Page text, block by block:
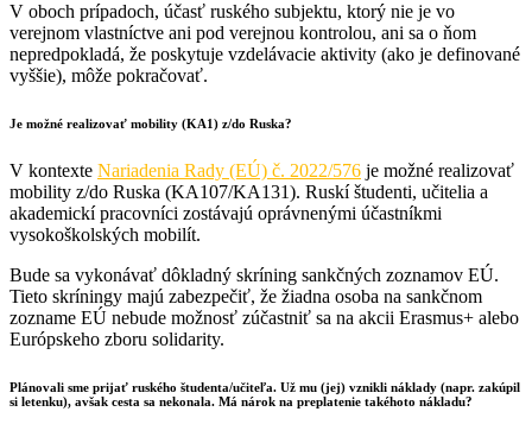
V oboch prípadoch, účasť ruského subjektu, ktorý nie je vo
verejnom vlastníctve ani pod verejnou kontrolou, ani sa o ňom
nepredpokladá, že poskytuje vzdelávacie aktivity (ako je definované
vyššie), môže pokračovať.
Je možné realizovať mobility (KA1) z/do Ruska?
V kontexte Nariadenia Rady (EÚ) č. 2022/576 je možné realizovať
mobility z/do Ruska (KA107/KA131). Ruskí študenti, učitelia a
akademickí pracovníci zostávajú oprávnenými účastníkmi
vysokoškolských mobilít.
Bude sa vykonávať dôkladný skríning sankčných zoznamov EÚ.
Tieto skríningy majú zabezpečiť, že žiadna osoba na sankčnom
zozname EÚ nebude možnosť zúčastniť sa na akcii Erasmus+ alebo
Európskeho zboru solidarity.
Plánovali sme prijať ruského študenta/učiteľa. Už mu (jej) vznikli náklady (napr. zakúpil
si letenku), avšak cesta sa nekonala. Má nárok na preplatenie takéhoto nákladu?